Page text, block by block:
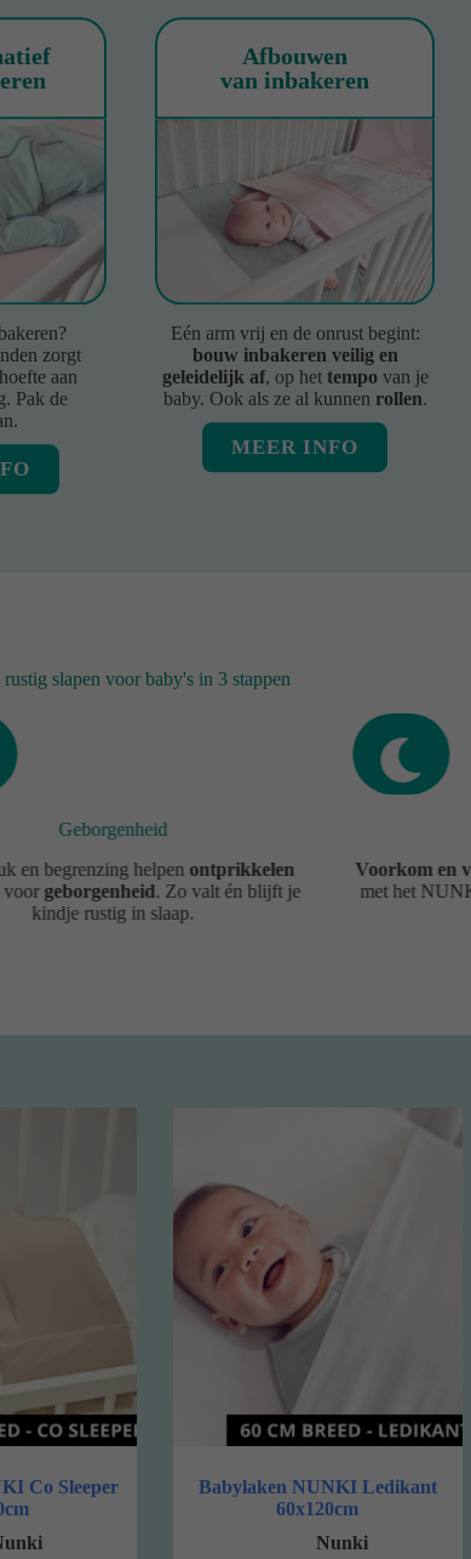
zorgt
aan
Pak de
Afbouwen
van inbakeren
Eén arm vrij en de onrust begint:
bouw inbakeren veilig en
geleidelijk af, op het tempovan je
baby. Ook als ze al kunnen rollen.
MEER INFO
slapen voor baby's in 3 stappen
Geborgenheid
en begrenzing helpen ontprikkelen
voor geborgenheid. Zo valt én blijft je
kindje rustig in slaap.
Voorkom en
met het
Co Sleeper
Babylaken NUNKI Ledikant
60x120cm
Nunki